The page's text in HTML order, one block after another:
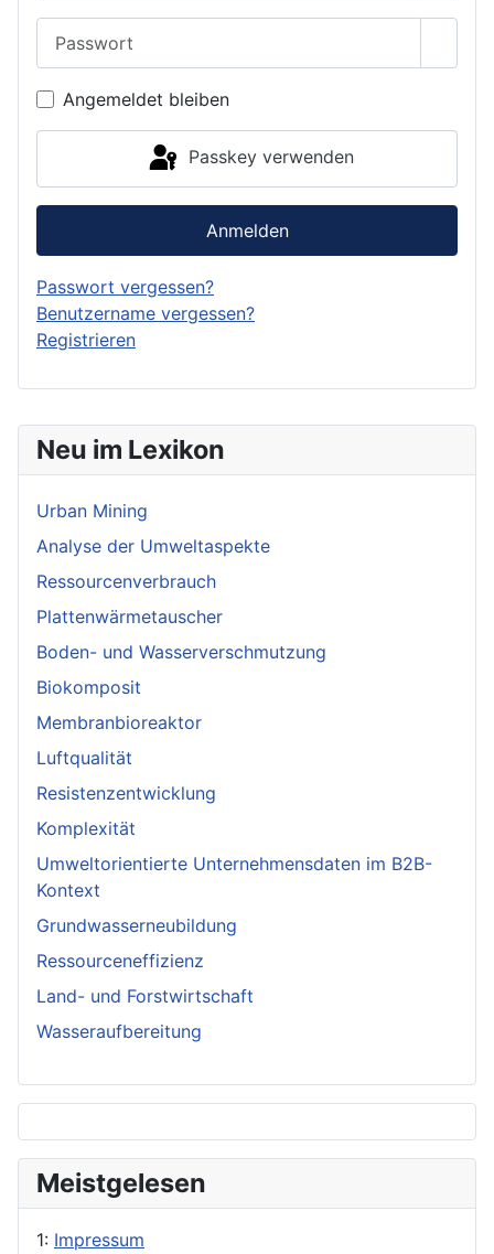
Neu im Lexikon
Urban Mining
Analyse der Umweltaspekte
Ressourcenverbrauch
Plattenwärmetauscher
Boden- und Wasserverschmutzung
Biokomposit
Membranbioreaktor
Luftqualität
Resistenzentwicklung
Komplexität
Umweltorientierte Unternehmensdaten im B2B-
Kontext
Grundwasserneubildung
Ressourceneffizienz
Land- und Forstwirtschaft
Wasseraufbereitung
Meistgelesen
1: Impressum
Angemeldet bleiben
Passkey verwenden
Anmelden
Passwort vergessen?
Benutzername vergessen?
Registrieren